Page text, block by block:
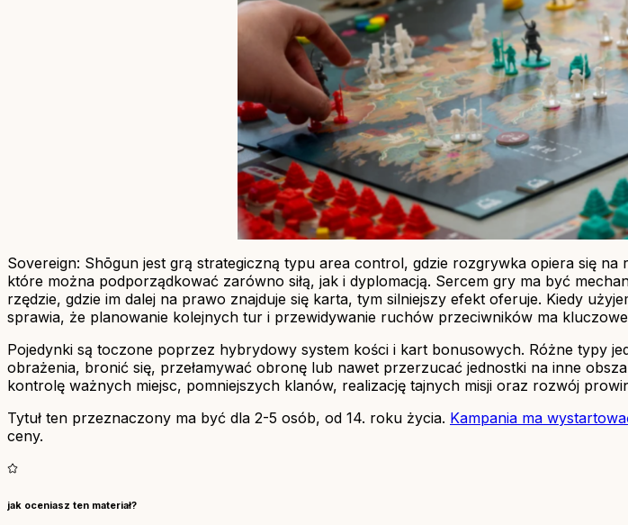
Sovereign: Shōgun jest grą strategiczną typu area control, gdzie rozgrywka opiera się
które można podporządkować zarówno siłą, jak i dyplomacją. Sercem gry ma być
rzędzie, gdzie im dalej na prawo znajduje się karta, tym silniejszy efekt oferuje. Kiedy
sprawia, że planowanie kolejnych tur i przewidywanie ruchów przeciwników ma
Pojedynki są toczone poprzez hybrydowy system kości i kart bonusowych. Różne typy
obrażenia, bronić się, przełamywać obronę lub nawet przerzucać jednostki na inne
kontrolę ważnych miejsc, pomniejszych klanów, realizację tajnych misji oraz rozwój
Tytuł ten przeznaczony ma być dla 2-5 osób, od 14. roku życia. Kampania ma
ceny.
jak oceniasz ten materiał?